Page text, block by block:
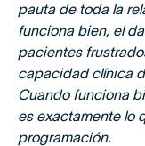
pauta de toda la
funciona bien, el
pacientes
capacidad clínica
Cuando funciona
es exactamente lo
programación.